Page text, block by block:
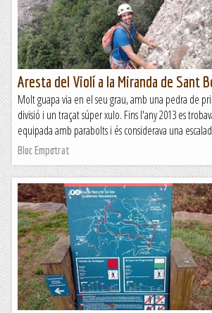
Aresta del Violí a la Miranda de Sant
Molt guapa via en el seu grau, amb una pedra de
divisió i un traçat súper xulo. Fins l'any 2013 es
equipada amb parabolts i és considerava una
Bloc Empotrat